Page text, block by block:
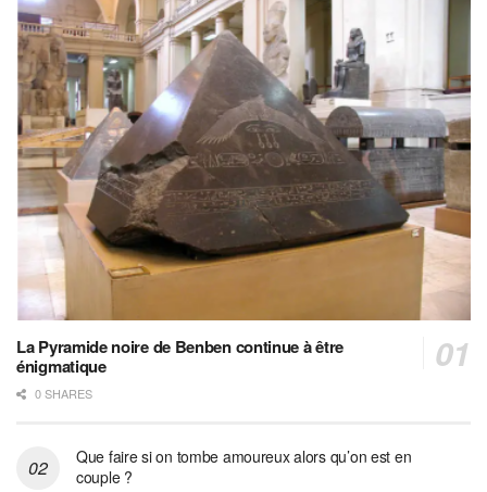
La Pyramide noire de Benben continue à être
énigmatique
0 SHARES
Que faire si on tombe amoureux alors qu’on est en
couple ?